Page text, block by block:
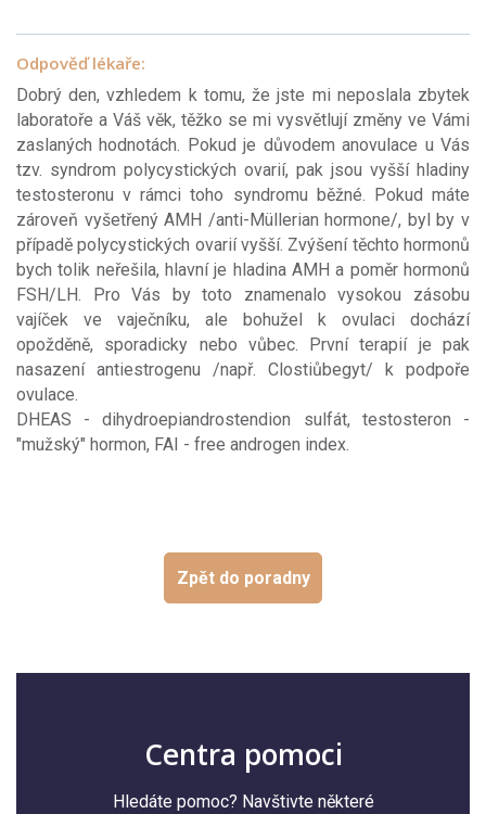
Odpověď lékaře:
Dobrý den, vzhledem k tomu, že jste mi neposlala zbytek
laboratoře a Váš věk, těžko se mi vysvětlují změny ve Vámi
zaslaných hodnotách. Pokud je důvodem anovulace u Vás
tzv. syndrom polycystických ovarií, pak jsou vyšší hladiny
testosteronu v rámci toho syndromu běžné. Pokud máte
zároveň vyšetřený AMH /anti-Müllerian hormone/, byl by v
případě polycystických ovarií vyšší. Zvýšení těchto hormonů
bych tolik neřešila, hlavní je hladina AMH a poměr hormonů
FSH/LH. Pro Vás by toto znamenalo vysokou zásobu
vajíček ve vaječníku, ale bohužel k ovulaci dochází
opožděně, sporadicky nebo vůbec. První terapií je pak
nasazení antiestrogenu /např. Clostiůbegyt/ k podpoře
ovulace.
DHEAS - dihydroepiandrostendion sulfát, testosteron -
"mužský" hormon, FAI - free androgen index.
Zpět do poradny
Centra pomoci
Hledáte pomoc? Navštivte některé